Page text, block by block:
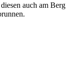
auch am Berg